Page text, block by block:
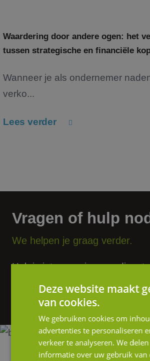
Waardering door andere ogen: het
tussen strategische en financiële
Wanneer je als ondernemer
verko...
Lees verder
Vragen of hulp
We helpen je graag verder.
Heb je interesse in onze
graag meer informatie? Neem
op of stuur ons een e-mail.
Deze website maakt
van cookies.
We gebruiken cookies om
advertenties te personaliseren
verkeer te analyseren. We
informatie over uw gebruik van